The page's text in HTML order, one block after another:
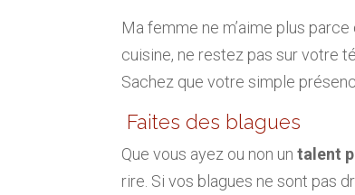
Ma femme ne m’aime plus
cuisine, ne restez pas sur votre
Sachez que votre simple
Faites des blagues
Que vous ayez ou non untalent
rire. Si vos blagues ne sont pas